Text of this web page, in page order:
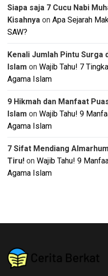
Siapa saja 7 Cucu Nabi
Kisahnya on Apa Sejarah
SAW?
Kenali Jumlah Pintu Surga
Islam on Wajib Tahu! 7
Agama Islam
9 Hikmah dan Manfaat
Islam on Wajib Tahu! 9
Agama Islam
7 Sifat Mendiang
Tiru! on Wajib Tahu! 9
Agama Islam